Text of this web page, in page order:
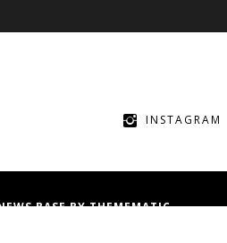
INSTAGRAM
BASEBYTHEMEMATIC